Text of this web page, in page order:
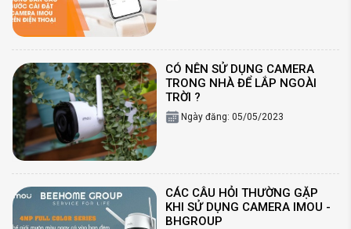
CÓ NÊN SỬ DỤNG CAMERA
TRONG NHÀ ĐỂ LẮP NGOÀI
TRỜI ?
Ngày đăng: 05/05/2023
CÁC CÂU HỎI THƯỜNG GẶP
KHI SỬ DỤNG CAMERA IMOU -
BHGROUP